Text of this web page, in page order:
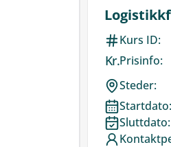
Kurs ID:
Kr.Prisinfo:
Steder:
Startdato:
Sluttdato: